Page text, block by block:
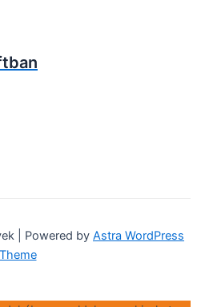
| Powered by Astra WordPress
Theme